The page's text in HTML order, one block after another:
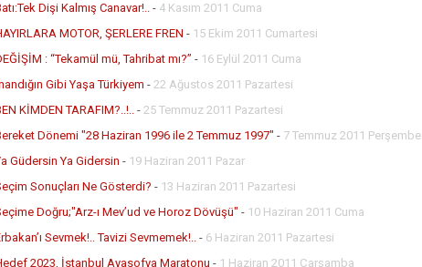
Dişi Kalmış Canavar!.. - 4 Kasım 2011 Cuma
MOTOR, ŞERLERE FREN - 15 Ekim 2011 Cumartesi
: “Tekamül mü, Tahribat mı?” - 16 Eylül 2011 Cuma
Gibi Yaşa Türkiyem - 22 Ağustos 2011 Pazartesi
KİMDEN TARAFIM?..!.. - 25 Temmuz 2011 Pazartesi
Dönemi "28 Haziran 1996 ile 2 Temmuz 1997" - 7 Temmuz 2011 Perşembe
Güdersin Ya Gidersin - 19 Haziran 2011 Pazar
Sonuçları Ne Gösterdi? - 13 Haziran 2011 Pazartesi
Doğru;"Arz-ı Mev’ud ve Horoz Dövüşü" - 10 Haziran 2011 Cuma
Sevmek!.. Tavizi Sevmemek!.. - 6 Haziran 2011 Pazartesi
2023, İstanbul Ayasofya Maratonu - 1 Haziran 2011 Çarşamba